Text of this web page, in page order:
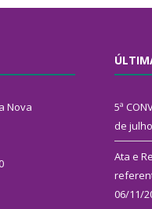
Nova
5ª
de
Ata e
06/11/